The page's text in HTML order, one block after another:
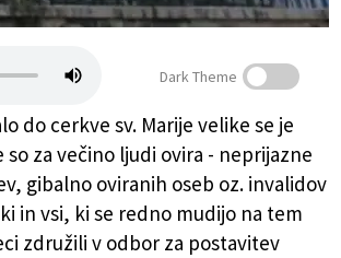
Dark Theme
do cerkve sv. Marije velike se je
za večino ljudi ovira - neprijazne
gibalno oviranih oseb oz. invalidov
in vsi, ki se redno mudijo na tem
združili v odbor za postavitev